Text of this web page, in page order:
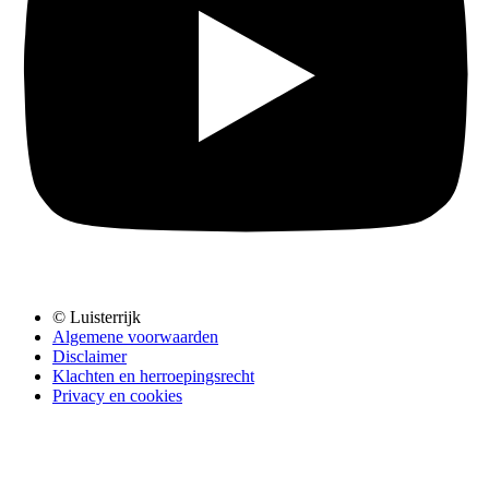
© Luisterrijk
Algemene voorwaarden
Disclaimer
Klachten en herroepingsrecht
Privacy en cookies